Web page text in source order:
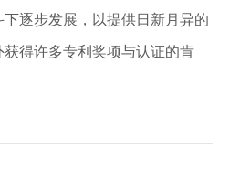
逐步发展，以提供日新月异的
得许多专利奖项与认证的肯